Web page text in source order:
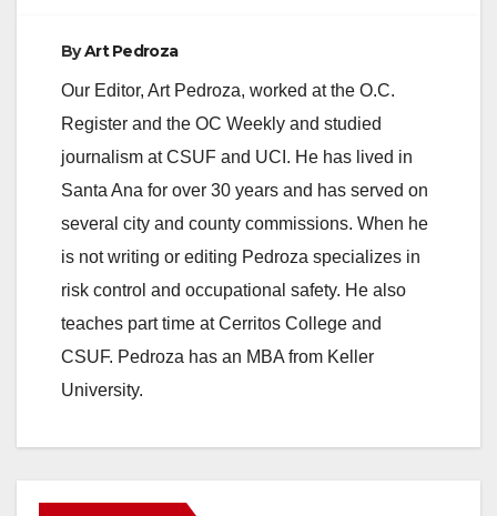
ByArt Pedroza
Our Editor, Art Pedroza, worked at the O.C.
Register and the OC Weekly and studied
journalism at CSUF and UCI. He has lived in
Santa Ana for over 30 years and has served on
several city and county commissions. When he
is not writing or editing Pedroza specializes in
risk control and occupational safety. He also
teaches part time at Cerritos College and
CSUF. Pedroza has an MBA from Keller
University.